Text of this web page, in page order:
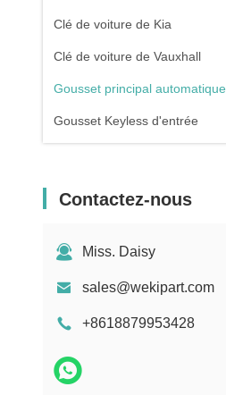
Clé de voiture de Kia
Clé de voiture de Vauxhall
Gousset principal automatique
Gousset Keyless d'entrée
Contactez-nous
Miss. Daisy
sales@wekipart.com
+8618879953428